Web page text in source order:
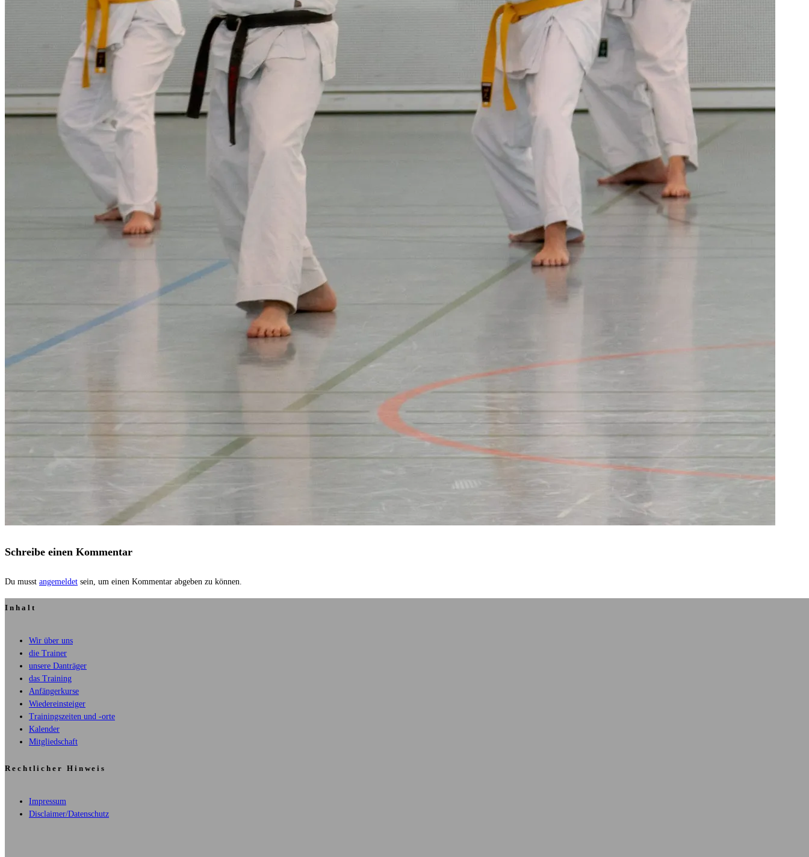
Schreibe einen Kommentar
Du musst angemeldet sein, um einen Kommentar abgeben zu können.
Inhalt
Wir über uns
die Trainer
unsere Danträger
das Training
Anfängerkurse
Wiedereinsteiger
Trainingszeiten und -orte
Kalender
Mitgliedschaft
Rechtlicher Hinweis
Impressum
Disclaimer/Datenschutz